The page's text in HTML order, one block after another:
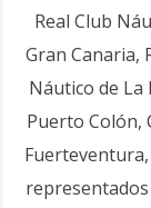
Real Club
Gran Canaria,
Náutico de La
Puerto Colón,